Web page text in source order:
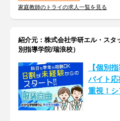
家庭教師のトライの求人一覧を見る
紹介元：株式会社学研エル・スタ
別指導学院/瑞浪校）
【個別
バイト
重視！